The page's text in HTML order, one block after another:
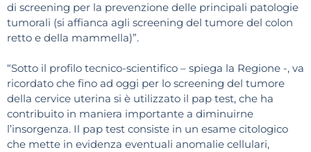
di screening per la prevenzione delle principali patologie
tumorali (si affianca agli screening del tumore del colon
retto e della mammella)”.
“Sotto il profilo tecnico-scientifico – spiega la Regione -, va
ricordato che fino ad oggi per lo screening del tumore
della cervice uterina si è utilizzato il pap test, che ha
contribuito in maniera importante a diminuirne
l’insorgenza. Il pap test consiste in un esame citologico
che mette in evidenza eventuali anomalie cellulari,